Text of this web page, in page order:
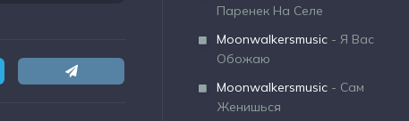
Паренек На Селе
Moonwalkersmusic - Я Вас
Обожаю
Moonwalkersmusic - Сам
Женишься